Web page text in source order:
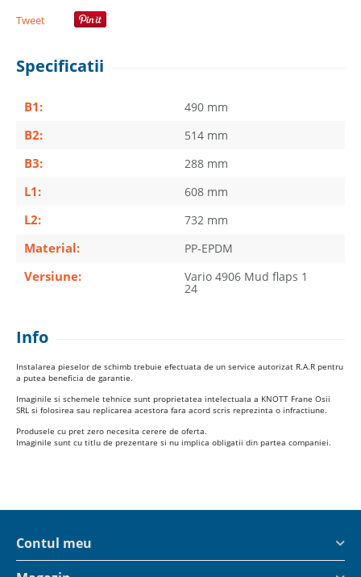
Tweet
Specificatii
B1: 490 mm
B2: 514 mm
B3: 288 mm
L1: 608 mm
L2: 732 mm
Material: PP-EPDM
Versiune: Vario 4906 Mud flaps 1
24
Info
Instalarea pieselor de schimb trebuie efectuata de un service autorizat R.A.R pentru
a putea beneficia de garantie.
Imaginile si schemele tehnice sunt proprietatea intelectuala a KNOTT Frane Osii
SRL si folosirea sau replicarea acestora fara acord scris reprezinta o infractiune.
Produsele cu pret zero necesita cerere de oferta.
Imaginile sunt cu titlu de prezentare si nu implica obligatii din partea companiei.
Contul meu